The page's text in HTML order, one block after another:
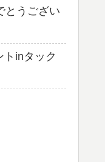
うござい
inタック